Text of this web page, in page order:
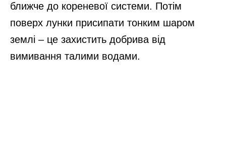
ближче до кореневої системи. Потім
поверх лунки присипати тонким шаром
землі – це захистить добрива від
вимивання талими водами.